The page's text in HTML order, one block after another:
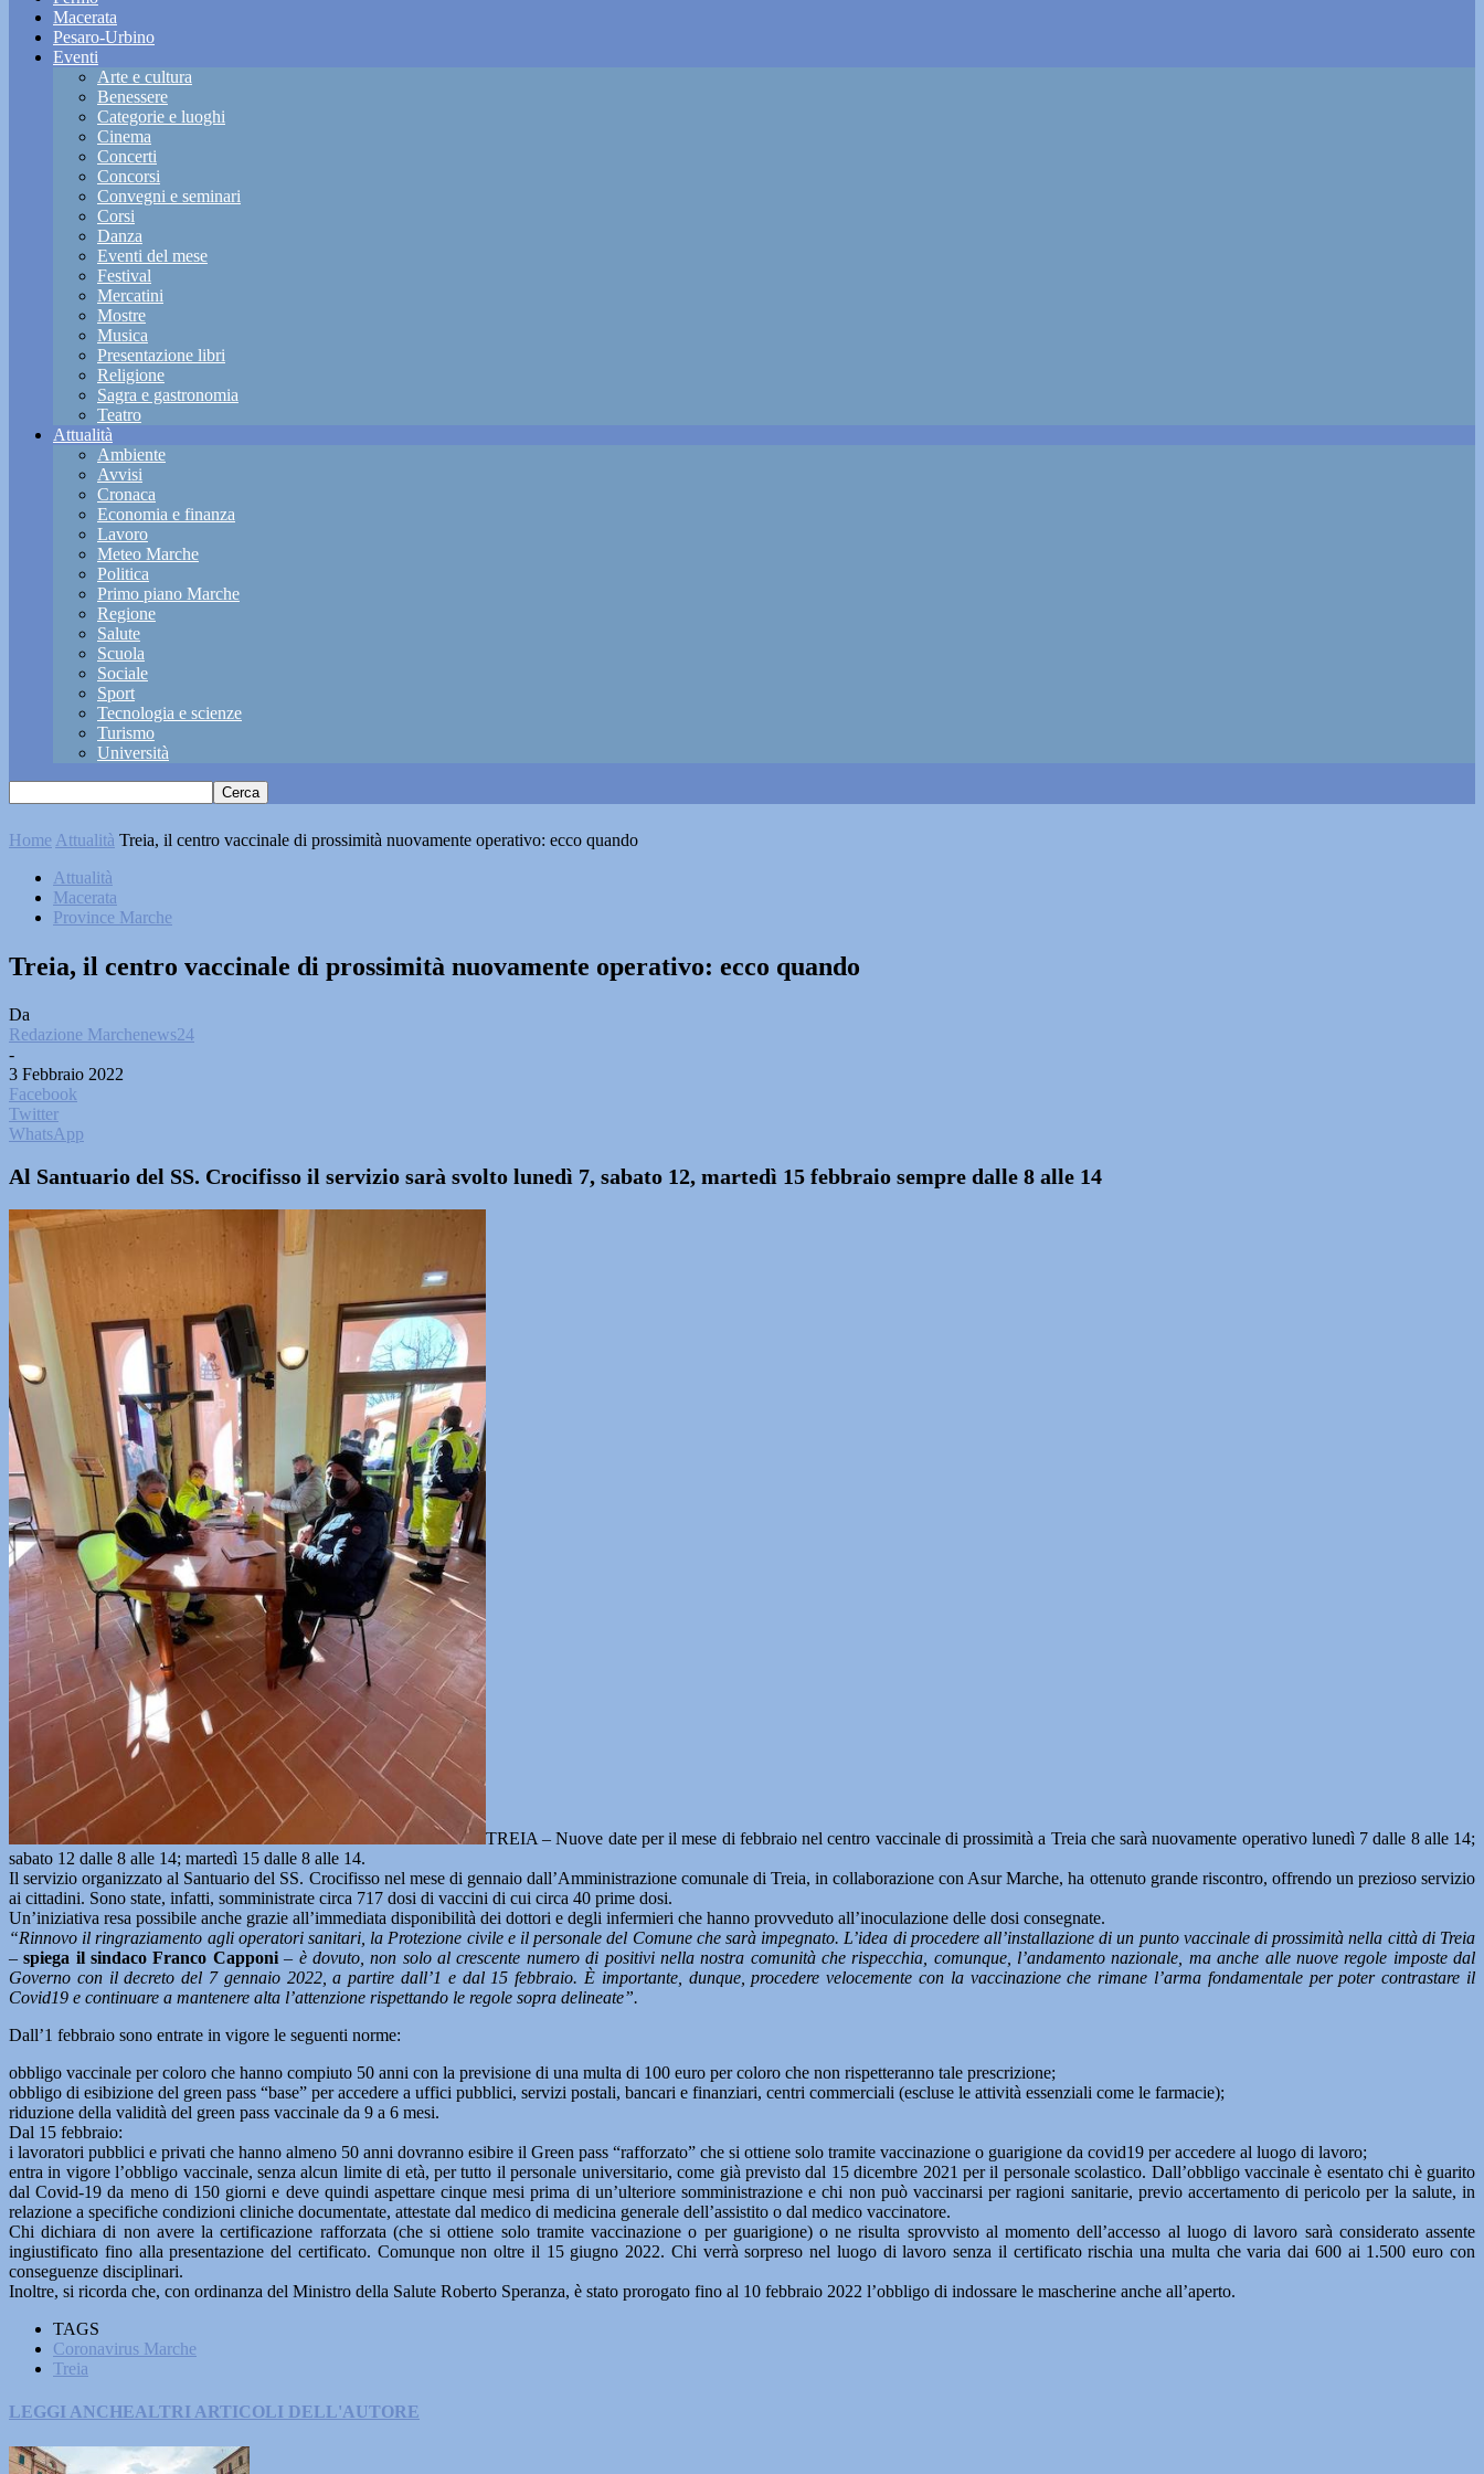
Macerata
Pesaro-Urbino
Eventi
Arte e cultura
Benessere
Categorie e luoghi
Cinema
Concerti
Concorsi
Convegni e seminari
Corsi
Danza
Eventi del mese
Festival
Mercatini
Mostre
Musica
Presentazione libri
Religione
Sagra e gastronomia
Teatro
Attualità
Ambiente
Avvisi
Cronaca
Economia e finanza
Lavoro
Meteo Marche
Politica
Primo piano Marche
Regione
Salute
Scuola
Sociale
Sport
Tecnologia e scienze
Turismo
Università
Home Attualità Treia, il centro vaccinale di prossimità nuovamente operativo: ecco quando
Attualità
Macerata
Province Marche
Treia, il centro vaccinale di prossimità nuovamente operativo: ecco quando
Da
Redazione Marchenews24
-
3 Febbraio 2022
Facebook
Twitter
WhatsApp
Al Santuario del SS. Crocifisso il servizio sarà svolto lunedì 7, sabato 12, martedì 15 febbraio sempre dalle 8 alle 14
TREIA – Nuove date per il mese di febbraio nel centro vaccinale di prossimità a Treia che sarà nuovamente operativo lunedì 7 dalle 8 alle 14;
sabato 12 dalle 8 alle 14; martedì 15 dalle 8 alle 14.
Il servizio organizzato al Santuario del SS. Crocifisso nel mese di gennaio dall’Amministrazione comunale di Treia, in collaborazione con Asur Marche, ha ottenuto grande riscontro, offrendo un prezioso servizio
ai cittadini. Sono state, infatti, somministrate circa 717 dosi di vaccini di cui circa 40 prime dosi.
Un’iniziativa resa possibile anche grazie all’immediata disponibilità dei dottori e degli infermieri che hanno provveduto all’inoculazione delle dosi consegnate.
“Rinnovo il ringraziamento agli operatori sanitari, la Protezione civile e il personale del Comune che sarà impegnato. L’idea di procedere all’installazione di un punto vaccinale di prossimità nella città di Treia
– spiega il sindaco Franco Capponi– è dovuto, non solo al crescente numero di positivi nella nostra comunità che rispecchia, comunque, l’andamento nazionale, ma anche alle nuove regole imposte dal
Governo con il decreto del 7 gennaio 2022, a partire dall’1 e dal 15 febbraio. È importante, dunque, procedere velocemente con la vaccinazione che rimane l’arma fondamentale per poter contrastare il
Covid19 e continuare a mantenere alta l’attenzione rispettando le regole sopra delineate”.
Dall’1 febbraio sono entrate in vigore le seguenti norme:
obbligo vaccinale per coloro che hanno compiuto 50 anni con la previsione di una multa di 100 euro per coloro che non rispetteranno tale prescrizione;
obbligo di esibizione del green pass “base” per accedere a uffici pubblici, servizi postali, bancari e finanziari, centri commerciali (escluse le attività essenziali come le farmacie);
riduzione della validità del green pass vaccinale da 9 a 6 mesi.
Dal 15 febbraio:
i lavoratori pubblici e privati che hanno almeno 50 anni dovranno esibire il Green pass “rafforzato” che si ottiene solo tramite vaccinazione o guarigione da covid19 per accedere al luogo di lavoro;
entra in vigore l’obbligo vaccinale, senza alcun limite di età, per tutto il personale universitario, come già previsto dal 15 dicembre 2021 per il personale scolastico. Dall’obbligo vaccinale è esentato chi è guarito
dal Covid-19 da meno di 150 giorni e deve quindi aspettare cinque mesi prima di un’ulteriore somministrazione e chi non può vaccinarsi per ragioni sanitarie, previo accertamento di pericolo per la salute, in
relazione a specifiche condizioni cliniche documentate, attestate dal medico di medicina generale dell’assistito o dal medico vaccinatore.
Chi dichiara di non avere la certificazione rafforzata (che si ottiene solo tramite vaccinazione o per guarigione) o ne risulta sprovvisto al momento dell’accesso al luogo di lavoro sarà considerato assente
ingiustificato fino alla presentazione del certificato. Comunque non oltre il 15 giugno 2022. Chi verrà sorpreso nel luogo di lavoro senza il certificato rischia una multa che varia dai 600 ai 1.500 euro con
conseguenze disciplinari.
Inoltre, si ricorda che, con ordinanza del Ministro della Salute Roberto Speranza, è stato prorogato fino al 10 febbraio 2022 l’obbligo di indossare le mascherine anche all’aperto.
TAGS
Coronavirus Marche
Treia
LEGGI ANCHEALTRI ARTICOLI DELL'AUTORE